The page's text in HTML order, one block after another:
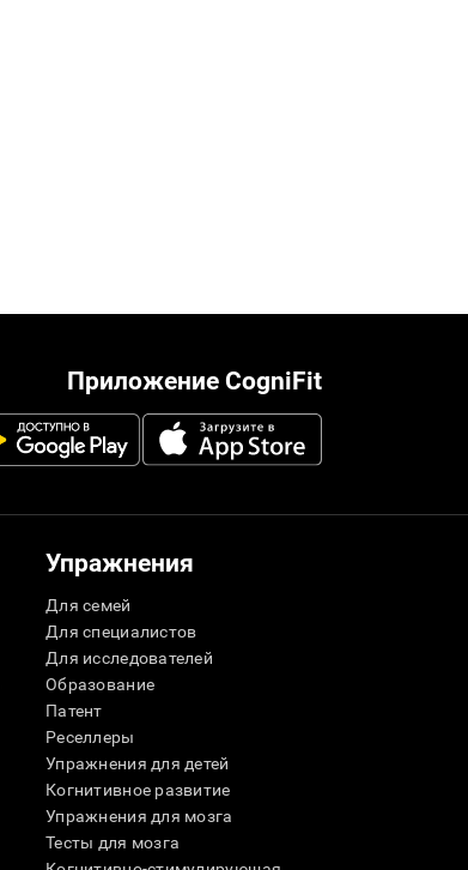
Приложение CogniFit
Упражнения
Для семей
Для специалистов
Для исследователей
Образование
Патент
Реселлеры
Упражнения для детей
Когнитивное развитие
Упражнения для мозга
Тесты для мозга